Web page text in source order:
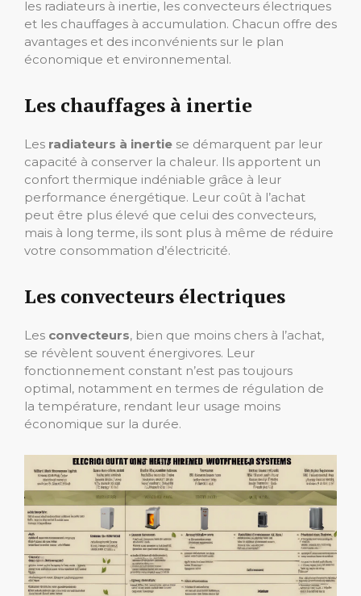
les radiateurs à inertie, les convecteurs électriques
et les chauffages à accumulation. Chacun offre des
avantages et des inconvénients sur le plan
économique et environnemental.
Les chauffages à inertie
Les radiateurs à inertie se démarquent par leur
capacité à conserver la chaleur. Ils apportent un
confort thermique indéniable grâce à leur
performance énergétique. Leur coût à l’achat
peut être plus élevé que celui des convecteurs,
mais à long terme, ils sont plus à même de réduire
votre consommation d’électricité.
Les convecteurs électriques
Les convecteurs, bien que moins chers à l’achat,
se révèlent souvent énergivores. Leur
fonctionnement constant n’est pas toujours
optimal, notamment en termes de régulation de
la température, rendant leur usage moins
économique sur la durée.